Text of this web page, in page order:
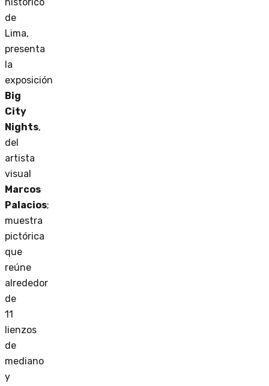
histórico
de
Lima,
presenta
la
exposición
Big
City
Nights,
del
artista
visual
Marcos
Palacios;
muestra
pictórica
que
reúne
alrededor
de
11
lienzos
de
mediano
y